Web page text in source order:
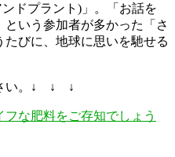
ドプラント)」。「お話を
いう参加者が多かった「さ
びに、地球に思いを馳せる
い。↓ ↓ ↓
フな肥料をご存知でしょう